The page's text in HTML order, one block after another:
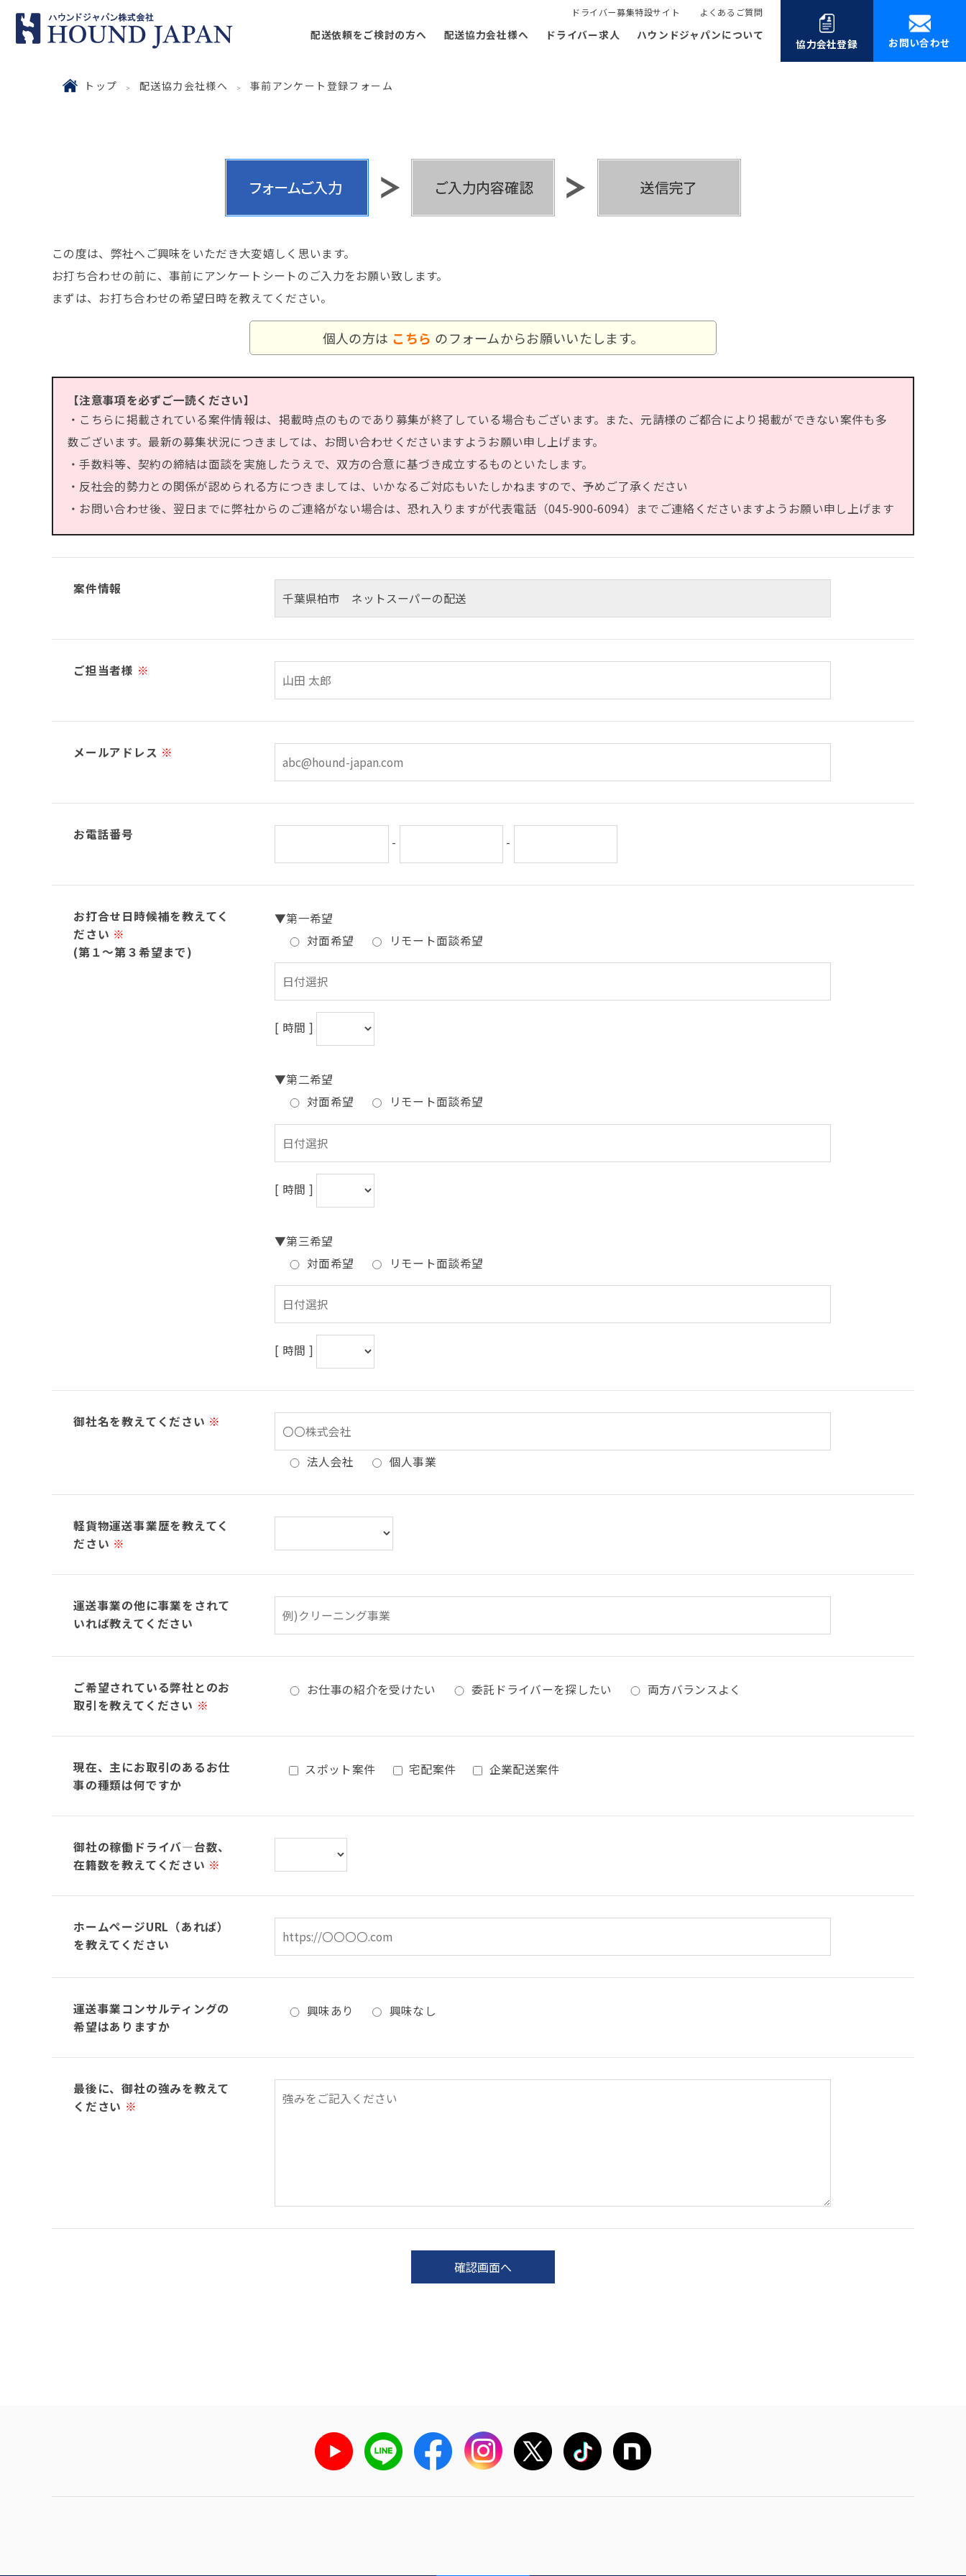
ドライバー募集特設サイト よくあるご質問
配送依頼をご検討の方へ 配送協力会社様へ ドライバー求人 ハウンドジャパンについて
協力会社登録 お問い合わせ
トップ 配送協力会社様へ 事前アンケート登録フォーム
この度は、弊社へご興味をいただき大変嬉しく思います。
お打ち合わせの前に、事前にアンケートシートのご入力をお願い致します。
まずは、お打ち合わせの希望日時を教えてください。
個人の方は こちら のフォームからお願いいたします。
【注意事項を必ずご一読ください】
・こちらに掲載されている案件情報は、掲載時点のものであり募集が終了している場合もございます。また、元請様のご都合により掲載ができない案件も多
数ございます。最新の募集状況につきましては、お問い合わせくださいますようお願い申し上げます。
・手数料等、契約の締結は面談を実施したうえで、双方の合意に基づき成立するものといたします。
・反社会的勢力との関係が認められる方につきましては、いかなるご対応もいたしかねますので、予めご了承ください
・お問い合わせ後、翌日までに弊社からのご連絡がない場合は、恐れ入りますが代表電話（045-900-6094）までご連絡くださいますようお願い申し上げます
案件情報
ご担当者様 ※
メールアドレス ※
お電話番号
- -
お打合せ日時候補を教えてく
ださい ※
(第１～第３希望まで)
▼第一希望
対面希望
リモート面談希望
[ 時間 ]
▼第二希望
対面希望
リモート面談希望
[ 時間 ]
▼第三希望
対面希望
リモート面談希望
[ 時間 ]
御社名を教えてください ※
法人会社 個人事業
軽貨物運送事業歴を教えてく
ださい ※
運送事業の他に事業をされて
いれば教えてください
ご希望されている弊社とのお
取引を教えてください ※
お仕事の紹介を受けたい 委託ドライバーを探したい 両方バランスよく
現在、主にお取引のあるお仕
事の種類は何ですか
スポット案件 宅配案件 企業配送案件
御社の稼働ドライバ―台数、
在籍数を教えてください ※
ホームページURL（あれば）
を教えてください
運送事業コンサルティングの
希望はありますか
興味あり 興味なし
最後に、御社の強みを教えて
ください ※